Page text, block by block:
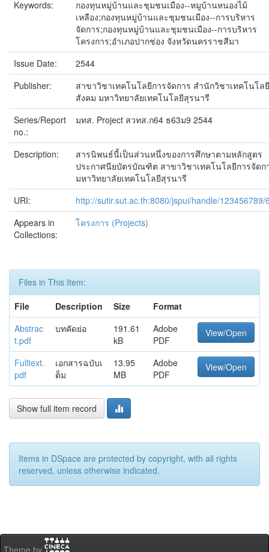
Keywords:
กองทุนหมู่บ้านและชุมชนเมือง--หมูบ้านหนองไม้
เหลือง;กองทุนหมู่บ้านและชุมชนเมือง--การบริหาร
จัดการ;กองทุนหมู่บ้านและชุมชนเมือง--การบริหาร
โครงการ;อำเภอปากช่อง จังหวัดนครราชสีมา
Issue Date:
2544
Publisher:
สาขาวิชาเทคโนโลยีการจัดการ สำนักวิชาเทคโนโลยี
สังคม มหาวิทยาลัยเทคโนโลยีสุรนารี
Series/Report
no.:
มทส. Project สวทส.ก64 ธ63ม9 2544
Description:
สารนิพนธ์นี้เป็นส่วนหนึ่งของการศึกษาตามหลักสูตร
ประกาศนียบัตรบัณฑิต สาขาวิชาเทคโนโลยีการจัดก
มหาวิทยาลัยเทคโนโลยีสุรนารี
URI:
http://sutir.sut.ac.th:8080/jspui/handle/123456789/
Appears in
Collections:
โครงการ (Projects)
Files in This Item:
File
Description Size
Format
Abstrac
t.pdf
บทคัดย่อ
191.61
kB
Adobe
PDF
View/Open
Fulltext.
pdf
เอกสารฉบับเ
ต็ม
13.95
MB
Adobe
PDF
View/Open
Show full item record
Items in DSpace are protected by copyright, with all rights
reserved, unless otherwise indicated.